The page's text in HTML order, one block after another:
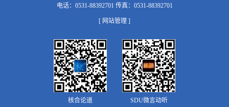
电话：0531-88392701 传真：0531-88392701
[ 网站管理 ]
核合论道 SDU微言动听